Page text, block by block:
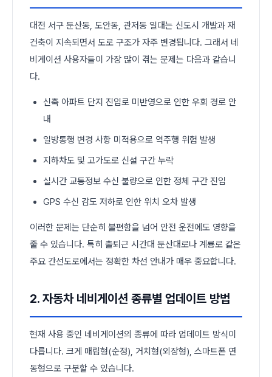
대전 서구 둔산동, 도안동, 관저동 일대는 신도시 개발과 재
건축이 지속되면서 도로 구조가 자주 변경됩니다. 그래서 네
비게이션 사용자들이 가장 많이 겪는 문제는 다음과 같습니
다.
신축 아파트 단지 진입로 미반영으로 인한 우회 경로 안
내
일방통행 변경 사항 미적용으로 역주행 위험 발생
지하차도 및 고가도로 신설 구간 누락
실시간 교통정보 수신 불량으로 인한 정체 구간 진입
GPS 수신 감도 저하로 인한 위치 오차 발생
이러한 문제는 단순히 불편함을 넘어 안전 운전에도 영향을
줄 수 있습니다. 특히 출퇴근 시간대 둔산대로나 계룡로 같은
주요 간선도로에서는 정확한 차선 안내가 매우 중요합니다.
2. 자동차 네비게이션 종류별 업데이트 방법
현재 사용 중인 네비게이션의 종류에 따라 업데이트 방식이
다릅니다. 크게 매립형(순정), 거치형(외장형), 스마트폰 연
동형으로 구분할 수 있습니다.